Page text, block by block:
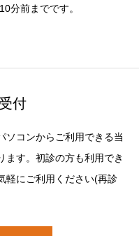
分前までです。
付
ソコンからご利用できる当
ます。初診の方も利用でき
軽にご利用ください(再診